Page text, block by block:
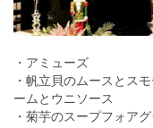
・アミューズ
・帆立貝のムースとス
ームとウニソース
・菊芋のスープフォア